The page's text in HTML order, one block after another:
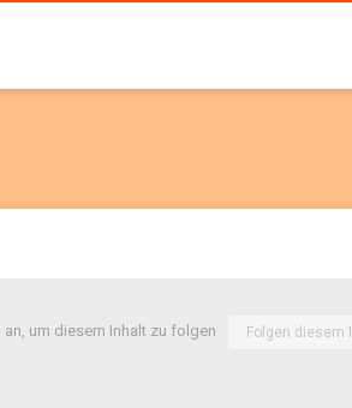
an, um diesem Inhalt zu folgen Folgen diesem